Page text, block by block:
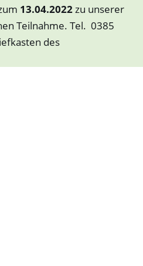
13.04.2022zu unserer
Teilnahme. Tel. 0385
des